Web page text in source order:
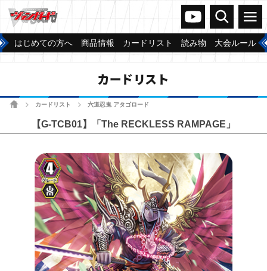
ヴァンガードch
検索 メニュー
はじめての方へ 商品情報 カードリスト 読み物 大会ルール
カードリスト
ホームカードリスト 六道忍鬼 アタゴロード
【G-TCB01】「The RECKLESS RAMPAGE」